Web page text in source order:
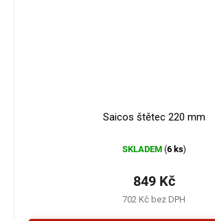
Saicos štětec 220 mm
SKLADEM (6 ks)
702 Kč bez DPH
849 Kč